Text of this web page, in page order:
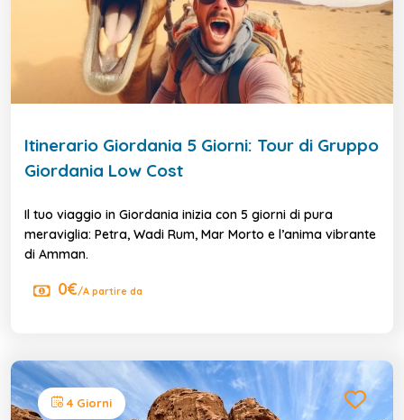
Itinerario Giordania 5 Giorni: Tour di Gruppo
Giordania Low Cost
Il tuo viaggio in Giordania inizia con 5 giorni di pura
meraviglia: Petra, Wadi Rum, Mar Morto e l’anima vibrante
di Amman.
0€/A partire da
4 Giorni